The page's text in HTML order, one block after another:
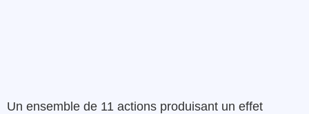
Un ensemble de 11 actions produisant un effet